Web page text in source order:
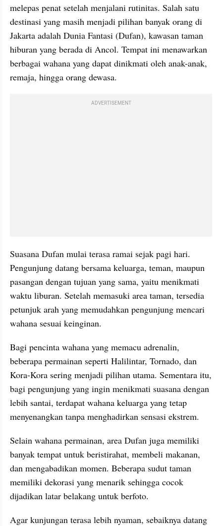
melepas penat setelah menjalani rutinitas. Salah satu
destinasi yang masih menjadi pilihan banyak orang di
Jakarta adalah Dunia Fantasi (Dufan), kawasan taman
hiburan yang berada di Ancol. Tempat ini menawarkan
berbagai wahana yang dapat dinikmati oleh anak-anak,
remaja, hingga orang dewasa.
ADVERTISEMENT
Suasana Dufan mulai terasa ramai sejak pagi hari.
Pengunjung datang bersama keluarga, teman, maupun
pasangan dengan tujuan yang sama, yaitu menikmati
waktu liburan. Setelah memasuki area taman, tersedia
petunjuk arah yang memudahkan pengunjung mencari
wahana sesuai keinginan.
Bagi pencinta wahana yang memacu adrenalin,
beberapa permainan seperti Halilintar, Tornado, dan
Kora-Kora sering menjadi pilihan utama. Sementara itu,
bagi pengunjung yang ingin menikmati suasana dengan
lebih santai, terdapat wahana keluarga yang tetap
menyenangkan tanpa menghadirkan sensasi ekstrem.
Selain wahana permainan, area Dufan juga memiliki
banyak tempat untuk beristirahat, membeli makanan,
dan mengabadikan momen. Beberapa sudut taman
memiliki dekorasi yang menarik sehingga cocok
dijadikan latar belakang untuk berfoto.
Agar kunjungan terasa lebih nyaman, sebaiknya datang